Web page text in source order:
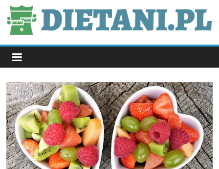
Skip
to
content
dietani.pl